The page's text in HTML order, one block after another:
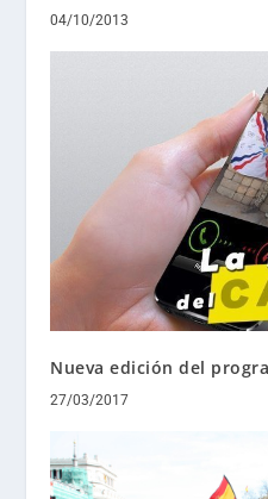
04/10/2013
Nueva edición del
27/03/2017